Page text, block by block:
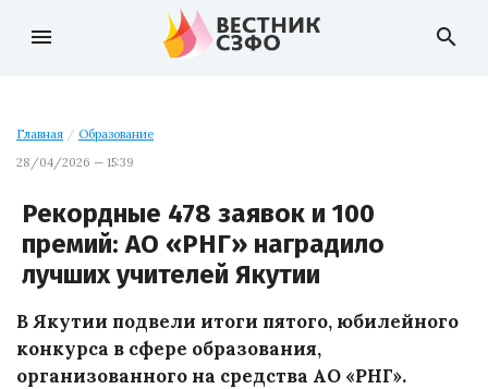
menu search
Главная / Образование
28/04/2026 — 15:39
Рекордные 478 заявок и 100
премий: АО «РНГ» наградило
лучших учителей Якутии
В Якутии подвели итоги пятого, юбилейного
конкурса в сфере образования,
организованного на средства АО «РНГ».